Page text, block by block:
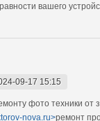
вашего
09-17 15:15
фото техники от
nova.ru>ремонт